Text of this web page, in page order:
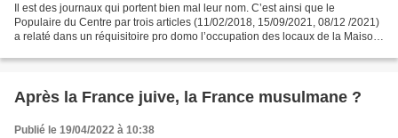
Il est des journaux qui portent bien mal leur nom. C’est ainsi que le
Populaire du Centre par trois articles (11/02/2018, 15/09/2021, 08/12 /2021)
a relaté dans un réquisitoire pro domo l’occupation des locaux de la Maison
Après la France juive, la France musulmane ?
Publié le 19/04/2022 à 10:38